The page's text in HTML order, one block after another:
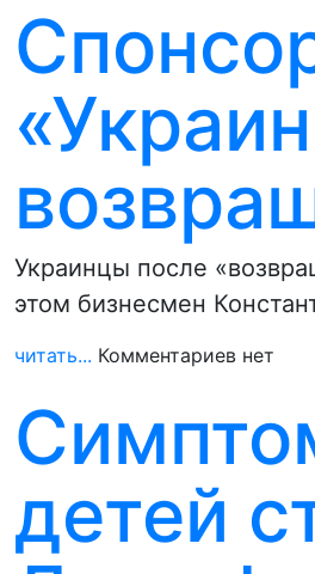
Украинцы после
этом бизнесмен
читать... Комментариев нет
детей